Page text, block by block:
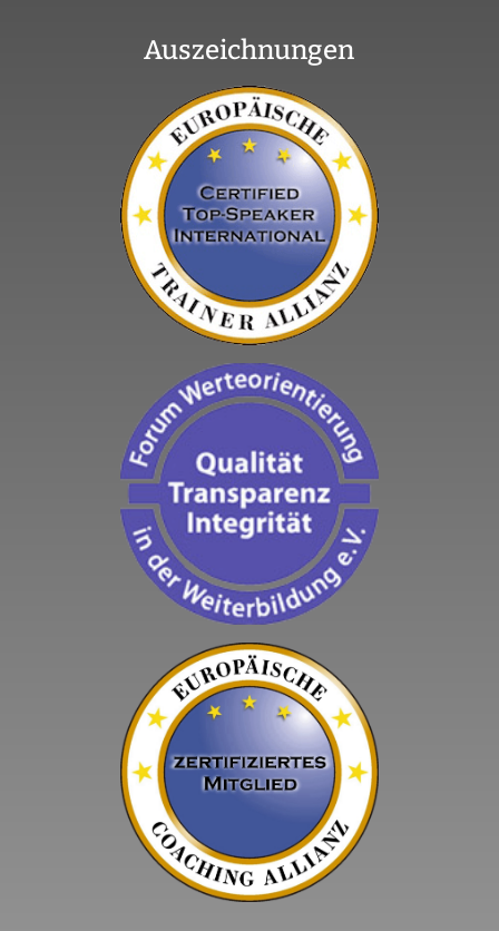
Auszeichnungen